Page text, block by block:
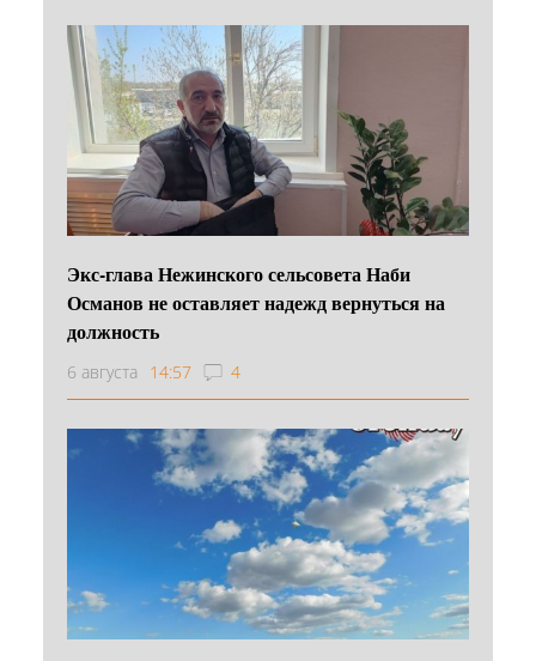
Экс-глава Нежинского сельсовета Наби
Османов не оставляет надежд вернуться на
должность
6 августа 14:57 4